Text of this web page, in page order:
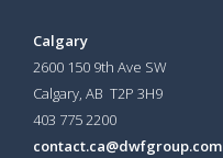
Calgary
2600 150 9th Ave SW
Calgary, AB T2P 3H9
403 775 2200
contact.ca@dwfgroup.com